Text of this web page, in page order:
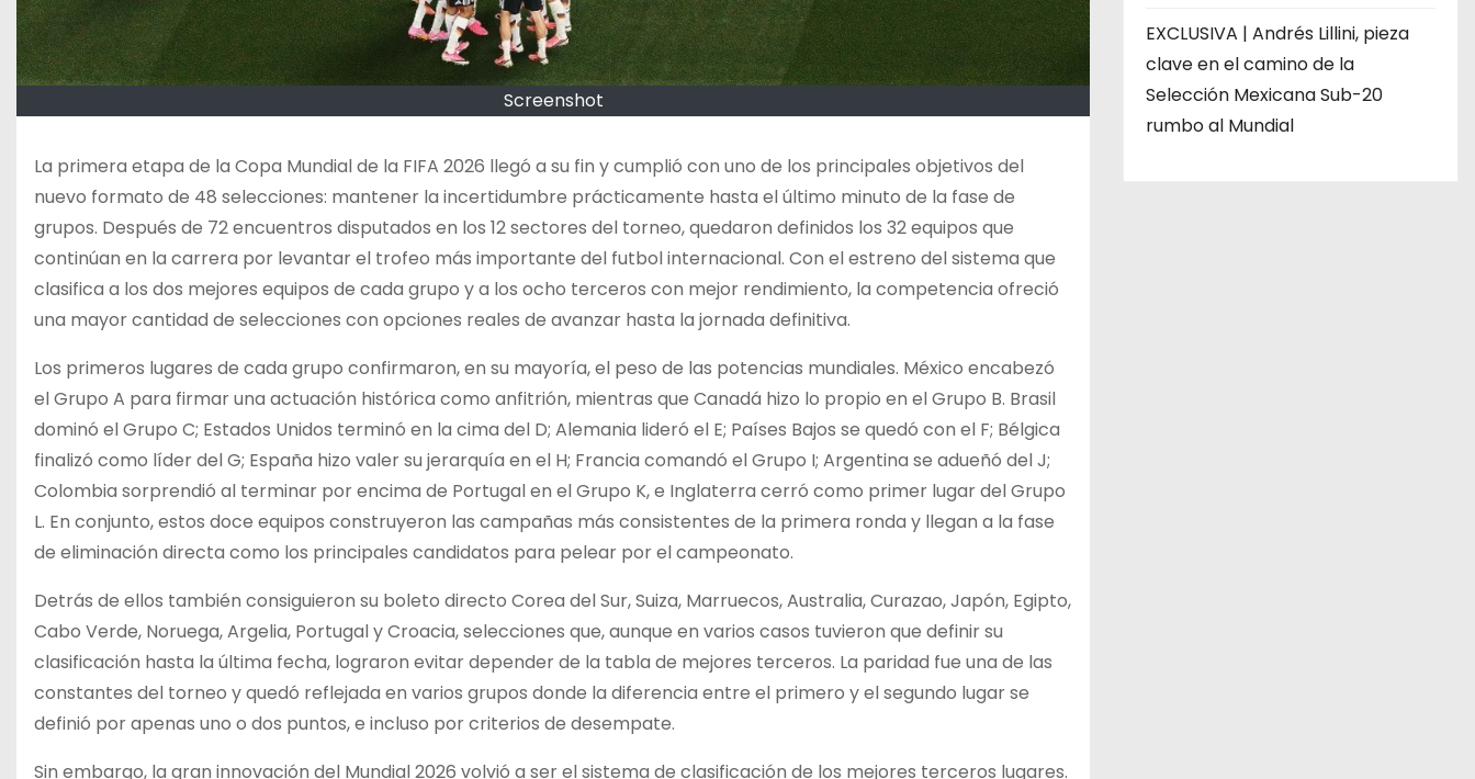
Screenshot
La primera etapa de la Copa Mundial de la FIFA 2026 llegó a su fin y cumplió con uno de los principales objetivos del
nuevo formato de 48 selecciones: mantener la incertidumbre prácticamente hasta el último minuto de la fase de
grupos. Después de 72 encuentros disputados en los 12 sectores del torneo, quedaron definidos los 32 equipos que
continúan en la carrera por levantar el trofeo más importante del futbol internacional. Con el estreno del sistema que
clasifica a los dos mejores equipos de cada grupo y a los ocho terceros con mejor rendimiento, la competencia ofreció
una mayor cantidad de selecciones con opciones reales de avanzar hasta la jornada definitiva.
Los primeros lugares de cada grupo confirmaron, en su mayoría, el peso de las potencias mundiales. México encabezó
el Grupo A para firmar una actuación histórica como anfitrión, mientras que Canadá hizo lo propio en el Grupo B. Brasil
dominó el Grupo C; Estados Unidos terminó en la cima del D; Alemania lideró el E; Países Bajos se quedó con el F; Bélgica
finalizó como líder del G; España hizo valer su jerarquía en el H; Francia comandó el Grupo I; Argentina se adueñó del J;
Colombia sorprendió al terminar por encima de Portugal en el Grupo K, e Inglaterra cerró como primer lugar del Grupo
L. En conjunto, estos doce equipos construyeron las campañas más consistentes de la primera ronda y llegan a la fase
de eliminación directa como los principales candidatos para pelear por el campeonato.
Detrás de ellos también consiguieron su boleto directo Corea del Sur, Suiza, Marruecos, Australia, Curazao, Japón, Egipto,
Cabo Verde, Noruega, Argelia, Portugal y Croacia, selecciones que, aunque en varios casos tuvieron que definir su
clasificación hasta la última fecha, lograron evitar depender de la tabla de mejores terceros. La paridad fue una de las
constantes del torneo y quedó reflejada en varios grupos donde la diferencia entre el primero y el segundo lugar se
definió por apenas uno o dos puntos, e incluso por criterios de desempate.
Sin embargo, la gran innovación del Mundial 2026 volvió a ser el sistema de clasificación de los mejores terceros lugares.
EXCLUSIVA | Andrés Lillini, pieza
clave en el camino de la
Selección Mexicana Sub-20
rumbo al Mundial